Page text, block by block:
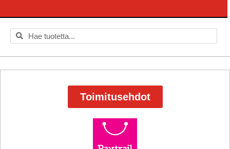
Toimitusehdot